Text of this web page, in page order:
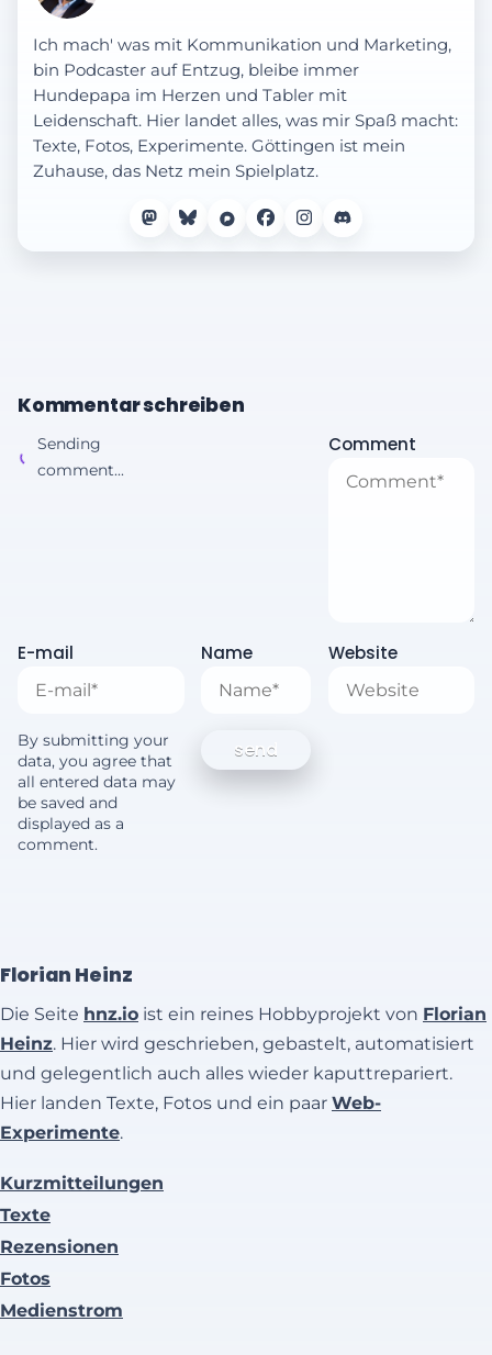
Ich mach' was mit Kommunikation und Marketing,
bin Podcaster auf Entzug, bleibe immer
Hundepapa im Herzen und Tabler mit
Leidenschaft. Hier landet alles, was mir Spaß macht:
Texte, Fotos, Experimente. Göttingen ist mein
Zuhause, das Netz mein Spielplatz.
Kommentar schreiben
Sending
comment...
Comment
E-mail Name Website
By submitting your
data, you agree that
all entered data may
be saved and
displayed as a
comment.
Florian Heinz
Die Seite hnz.io ist ein reines Hobbyprojekt von Florian
Heinz. Hier wird geschrieben, gebastelt, automatisiert
und gelegentlich auch alles wieder kaputtrepariert.
Hier landen Texte, Fotos und ein paar Web-
Experimente.
Kurzmitteilungen
Texte
Rezensionen
Fotos
Medienstrom